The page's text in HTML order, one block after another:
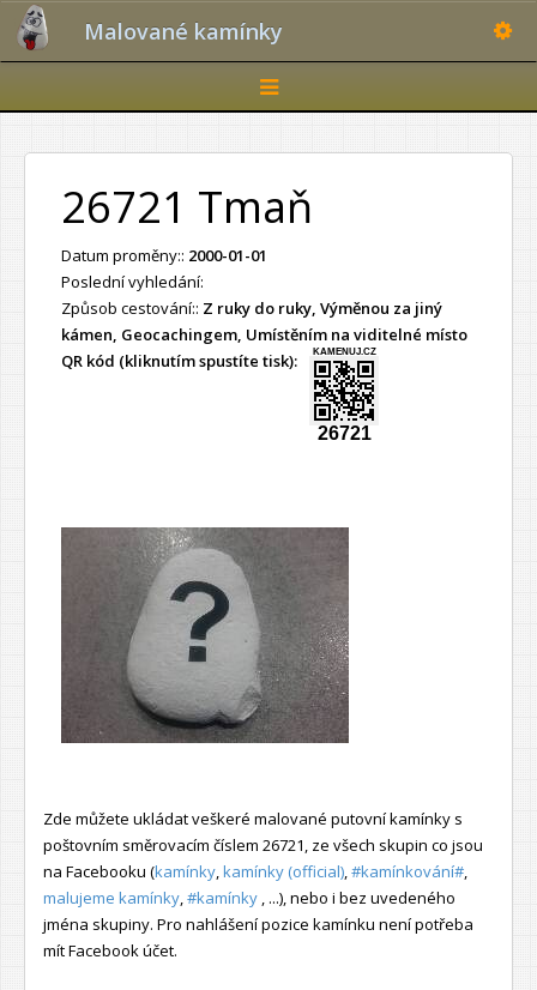
Malované kamínky
Toggle
navigation
26721 Tmaň
Datum proměny:: 2000-01-01
Poslední vyhledání:
Způsob cestování:: Z ruky do ruky, Výměnou za jiný
kámen, Geocachingem, Umístěním na viditelné místo
QR kód (kliknutím spustíte tisk):
KAMENUJ.CZ
26721
Zde můžete ukládat veškeré malované putovní kamínky s
poštovním směrovacím číslem 26721, ze všech skupin co jsou
na Facebooku (kamínky kamínky (official) #kamínkování#
malujeme kamínky #kamínky , ...), nebo i bez uvedeného
jména skupiny. Pro nahlášení pozice kamínku není potřeba
mít Facebook účet.